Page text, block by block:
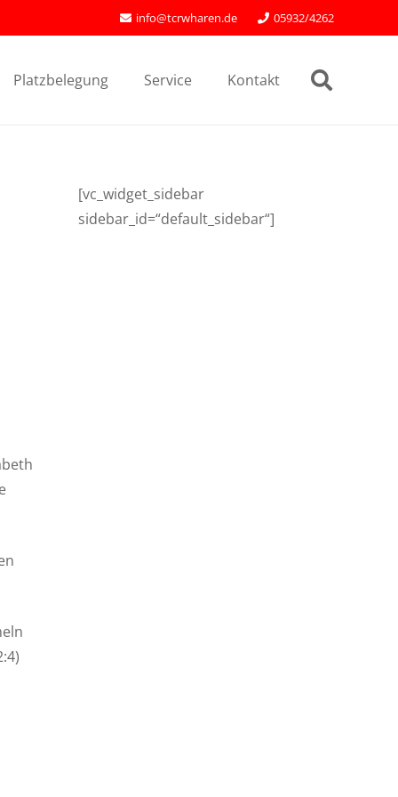
info@tcrwharen.de 05932/4262
Platzbelegung Service Kontakt
[vc_widget_sidebar
sidebar_id=“default_sidebar“]